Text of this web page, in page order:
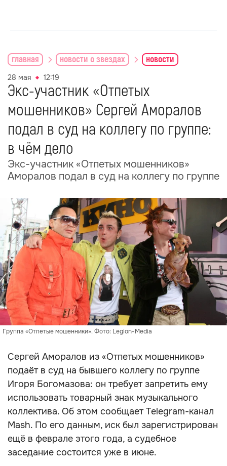
главная новости о звездах новости
28 мая 12:19
Экс-участник «Отпетых
мошенников» Сергей Аморалов
подал в суд на коллегу по группе:
в чём дело
Экс-участник «Отпетых мошенников»
Аморалов подал в суд на коллегу по группе
Группа «Отпетые мошенники». Фото: Legion-Media
Сергей Аморалов из «Отпетых мошенников»
подаёт в суд на бывшего коллегу по группе
Игоря Богомазова: он требует запретить ему
использовать товарный знак музыкального
коллектива. Об этом сообщает Telegram-канал
Mash. По его данным, иск был зарегистрирован
ещё в феврале этого года, а судебное
заседание состоится уже в июне.